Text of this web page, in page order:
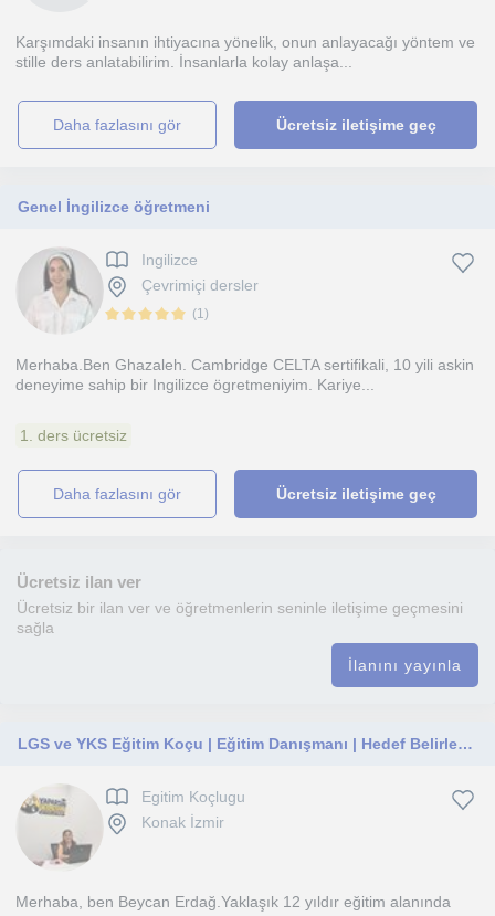
Karşımdaki insanın ihtiyacına yönelik, onun anlayacağı yöntem ve
stille ders anlatabilirim. İnsanlarla kolay anlaşa...
daha fazlasını gör Ücretsiz iletişime geç
Genel İngilizce öğretmeni
Ingilizce
Çevrimiçi dersler
(1)
Merhaba.Ben Ghazaleh. Cambridge CELTA sertifikali, 10 yili askin
deneyime sahip bir Ingilizce ögretmeniyim. Kariye...
1. ders ücretsiz
daha fazlasını gör Ücretsiz iletişime geç
Ücretsiz ilan ver
Ücretsiz bir ilan ver ve öğretmenlerin seninle iletişime geçmesini
sağla
İlanını yayınla
LGS ve YKS Eğitim Koçu | Eğitim Danışmanı | Hedef Belirleme, Planlama ve Süreç Yönetimi
Egitim Koçlugu
Konak İzmir
Merhaba, ben Beycan Erdağ.Yaklaşık 12 yıldır eğitim alanında